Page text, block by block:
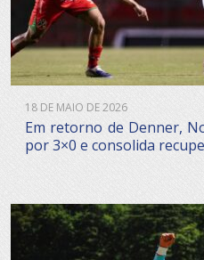
18 DE MAIO DE 2026
Em retorno de Denner,
por 3×0 e consolida